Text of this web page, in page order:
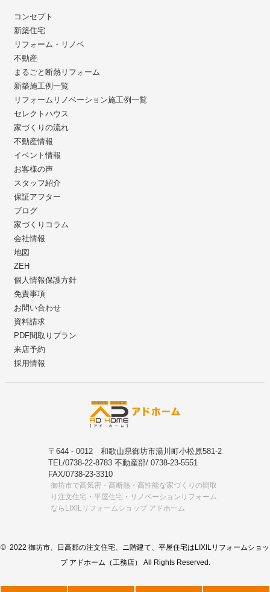
コンセプト
新築住宅
リフォーム・リノベ
不動産
まるごと断熱リフォーム
新築施工例一覧
リフォームリノベーション施工例一覧
セレクトハウス
家づくりの流れ
不動産情報
イベント情報
お客様の声
スタッフ紹介
保証アフター
ブログ
家づくりコラム
会社情報
地図
ZEH
個人情報保護方針
免責事項
お問い合わせ
資料請求
PDF間取りプラン
来店予約
採用情報
〒644 - 0012 和歌山県御坊市湯川町小松原581-2
TEL/0738-22-8783 不動産部/ 0738-23-5551
FAX/0738-23-3310
御坊市で高気密・高断熱・高性能な家づくりの間取
り注文住宅・平屋住宅・リノベーションリフォーム
ならLIXILリフォームショップ アドホーム
© 2022 御坊市、日高郡の注文住宅、ニ階建て、平屋住宅はLIXILリフォームショッ
プ アドホーム（工務店） All Rights Reserved.